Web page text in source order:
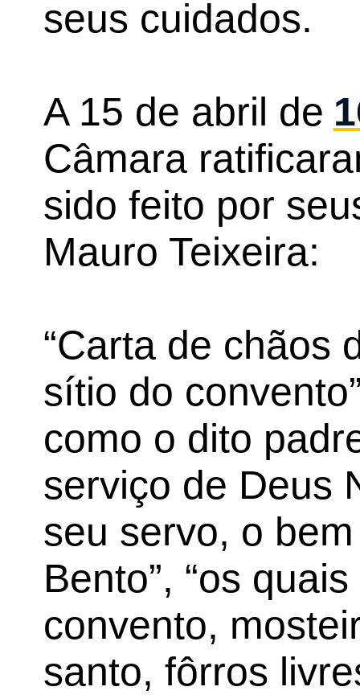
seus cuidados.
A 15 de abril de
Câmara
sido feito por
Mauro Teixeira:
“Carta de chãos
sítio do
como o dito
serviço de Deus
seu servo, o
Bento”, “os
convento,
santo, fôrros